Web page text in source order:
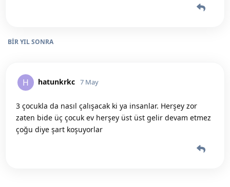
BIR YILSONRA
H hatunkrkc 7 May
3 çocukla da nasıl çalışacak ki ya insanlar. Herşey zor
zaten bide üç çocuk ev herşey üst üst gelir devam etmez
çoğu diye şart koşuyorlar